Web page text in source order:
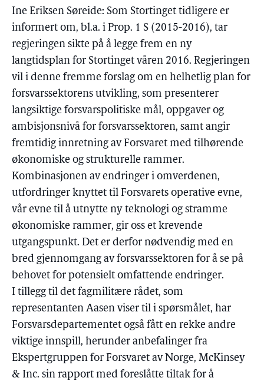
Ine Eriksen Søreide: Som Stortinget tidligere er
informert om, bl.a. i Prop. 1 S (2015-2016), tar
regjeringen sikte på å legge frem en ny
langtidsplan for Stortinget våren 2016. Regjeringen
vil i denne fremme forslag om en helhetlig plan for
forsvarssektorens utvikling, som presenterer
langsiktige forsvarspolitiske mål, oppgaver og
ambisjonsnivå for forsvarssektoren, samt angir
fremtidig innretning av Forsvaret med tilhørende
økonomiske og strukturelle rammer.
Kombinasjonen av endringer i omverdenen,
utfordringer knyttet til Forsvarets operative evne,
vår evne til å utnytte ny teknologi og stramme
økonomiske rammer, gir oss et krevende
utgangspunkt. Det er derfor nødvendig med en
bred gjennomgang av forsvarssektoren for å se på
behovet for potensielt omfattende endringer.
I tillegg til det fagmilitære rådet, som
representanten Aasen viser til i spørsmålet, har
Forsvarsdepartementet også fått en rekke andre
viktige innspill, herunder anbefalinger fra
Ekspertgruppen for Forsvaret av Norge, McKinsey
& Inc. sin rapport med foreslåtte tiltak for å